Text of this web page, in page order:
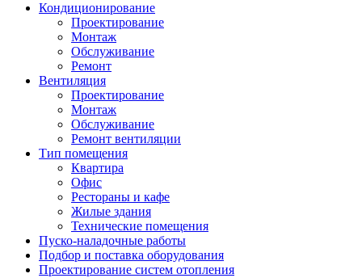
Кондиционирование
Проектирование
Монтаж
Обслуживание
Ремонт
Вентиляция
Проектирование
Монтаж
Обслуживание
Ремонт вентиляции
Тип помещения
Квартира
Офис
Рестораны и кафе
Жилые здания
Технические помещения
Пуско-наладочные работы
Подбор и поставка оборудования
Проектирование систем отопления